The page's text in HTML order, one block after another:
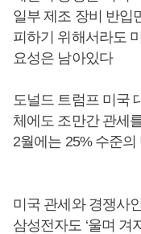
일부 제조 장비 반입
피하기 위해서라도
요성은 남아있다
도널드 트럼프 미국
체에도 조만간 관세
2월에는 25% 수준
미국 관세와 경쟁사
삼성전자도 ‘울며 겨